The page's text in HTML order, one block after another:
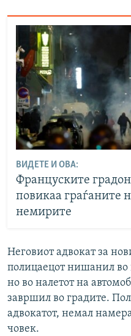
ВИДЕТЕ И ОВА:
Француските
повикаа граѓаните
немирите
Неговиот адвокат за
полицаецот нишанил во
но во налетот на
завршил во градите.
адвокатот, немал
човек.